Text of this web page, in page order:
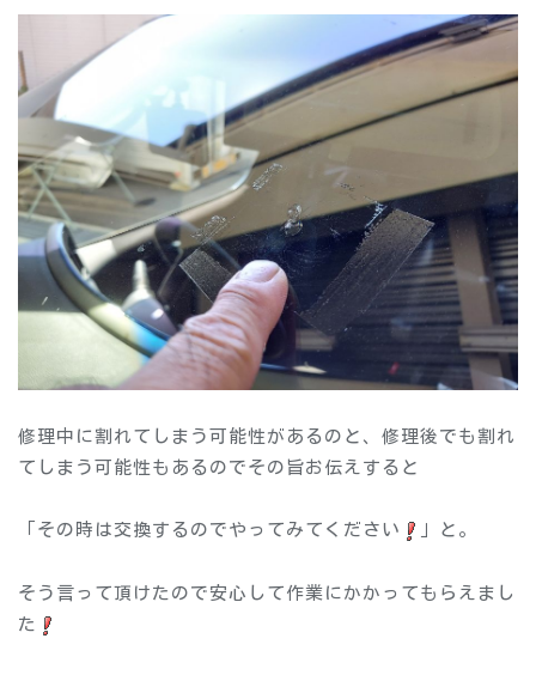
修理中に割れてしまう可能性があるのと、修理後でも割れ
てしまう可能性もあるのでその旨お伝えすると
「その時は交換するのでやってみてください 」と。
そう言って頂けたので安心して作業にかかってもらえまし
た